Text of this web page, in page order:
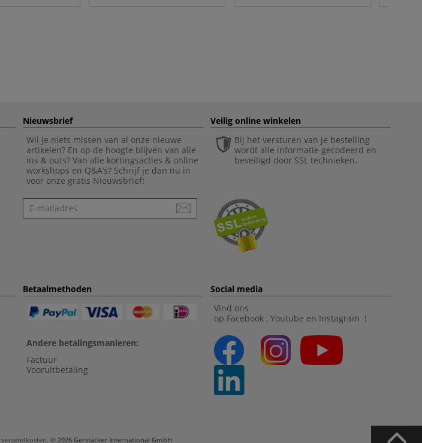
Nieuwsbrief
Wil je niets missen van al onze nieuwe
artikelen? En op de hoogte blijven van alle
ins & outs? Van alle kortingsacties & online
workshops en Q&A’s? Schrijf je dan nu in
voor onze gratis Nieuwsbrief!
Nieuwsbrief
Veilig online winkelen
Bij het versturen van je bestelling
wordt alle informatie gecodeerd en
beveiligd door SSL technieken.
Betaalmethoden
Andere betalingsmanieren:
Factuur
Vooruitbetaling
Social media
Vind ons
op Facebook , Youtube en Instagram !
verzendkosten. © 2026 Gerstäcker International GmbH